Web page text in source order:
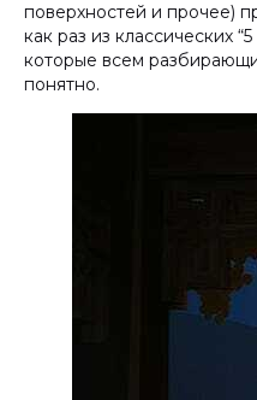
поверхностей и прочее)
как раз из классических
которые всем
понятно.